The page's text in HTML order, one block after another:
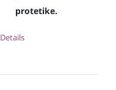
protetike.
Details